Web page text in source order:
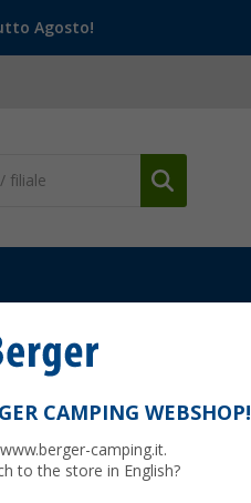
Agosto!
CAMPING WEBSHOP!
camping.it.
to the store in English?